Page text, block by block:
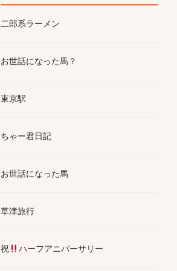
二郎系ラーメン
お世話になった馬？
東京駅
ちゃー君日記
お世話になった馬
草津旅行
祝 ハーフアニバーサリー